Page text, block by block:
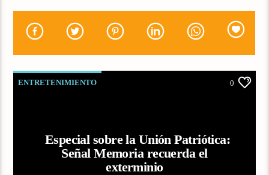
ENTRETENIMIENTO 0
Especial sobre la Unión Patriótica:
Señal Memoria recuerda el
exterminio